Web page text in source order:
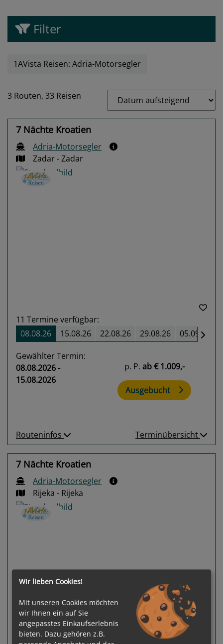
Filter
1AVista Reisen: Adria-Motorsegler
3 Routen, 33 Reisen
7 Nächte Kroatien
Adria-Motorsegler
Zadar - Zadar
11 Termine verfügbar:
08.08.26
15.08.26 22.08.26 29.08.26 05.09.26
Gewählter Termin:
08.08.2026 -
15.08.2026
p. P. ab€ 1.009,-
Ausgebucht
Routeninfos Terminübersicht
7 Nächte Kroatien
Adria-Motorsegler
Rijeka - Rijeka
Previous Next
Wir lieben Cookies!
Mit unseren Cookies möchten
wir Ihnen ein auf Sie
angepasstes Einkaufserlebnis
bieten. Dazu gehören z.B.